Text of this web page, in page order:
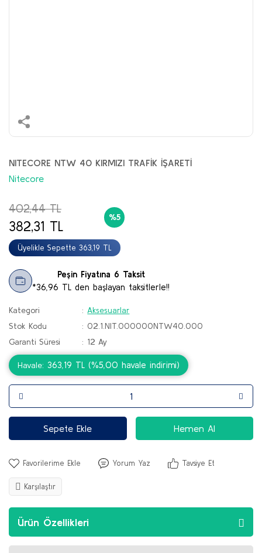
NITECORE NTW 40 KIRMIZI TRAFİK İŞARETİ
Nitecore
402,44 TL
382,31 TL
Üyelikle Sepette 363,19 TL
%5
Peşin Fiyatına 6 Taksit
*36,96 TL den başlayan taksitlerle!!
Kategori
Aksesuarlar
Stok Kodu
02.1.NIT.000000NTW40.000
Garanti Süresi
12 Ay
Havale 363,19 TL (%5,00 havale indirimi)
Sepete Ekle Hemen Al
Yorum Yaz Tavsiye Et
Karşılaştır
Ürün Özellikleri